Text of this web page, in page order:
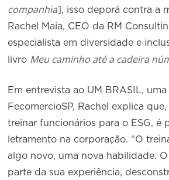
companhia ], isso deporá contra a
Rachel Maia, CEO da RM
especialista em diversidade e
livro Meu caminho até a cadeira
Em entrevista ao UM BRASIL,
FecomercioSP, Rachel explica
treinar funcionários para o ESG, é
letramento na corporação. “O
algo novo, uma nova habilidade.
parte da sua experiência,